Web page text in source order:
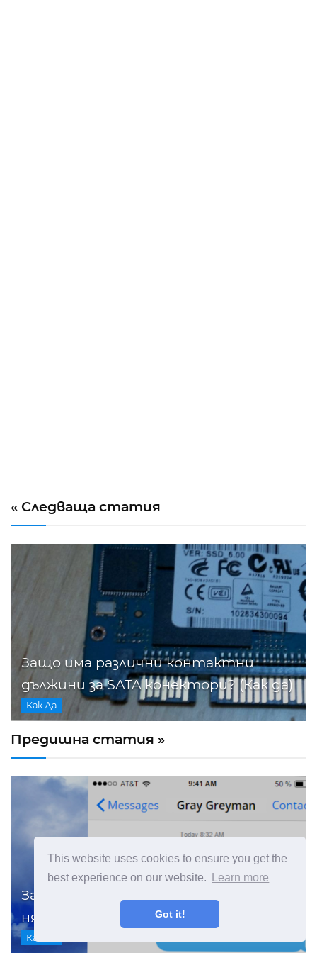
This website uses cookies to ensure you get the
best experience on our website.
Learn more
Got it!
« Следваща статия
Защо има различни контактни
дължини за SATA конектори? (Как да)
Как Да
Предишна статия »
Защо има някои iMessages зелени и
някои сини на моя iPhone? (Как да)
Как Да